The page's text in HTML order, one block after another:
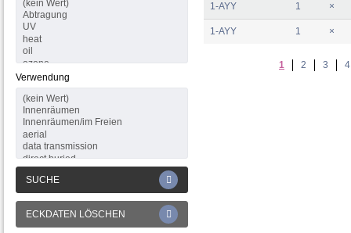
Verwendung
SUCHE
ECKDATEN LÖSCHEN
1-AYY 1 ×
1-AYY 1 ×
1 2 3 4